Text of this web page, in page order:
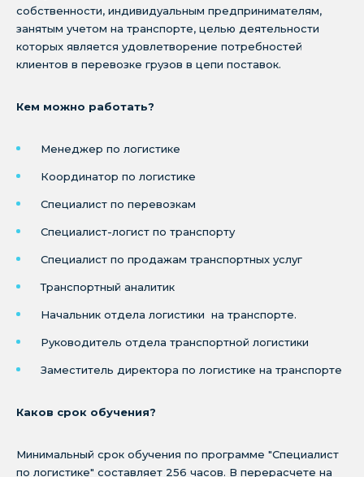
собственности, индивидуальным предпринимателям,
занятым учетом на транспорте, целью деятельности
которых является удовлетворение потребностей
клиентов в перевозке грузов в цепи поставок.
Кем можно работать?
Менеджер по логистике
Координатор по логистике
Специалист по перевозкам
Специалист-логист по транспорту
Специалист по продажам транспортных услуг
Транспортный аналитик
Начальник отдела логистики на транспорте.
Руководитель отдела транспортной логистики
Заместитель директора по логистике на транспорте
Каков срок обучения?
Минимальный срок обучения по программе "Специалист
по логистике" составляет 256 часов. В перерасчете на